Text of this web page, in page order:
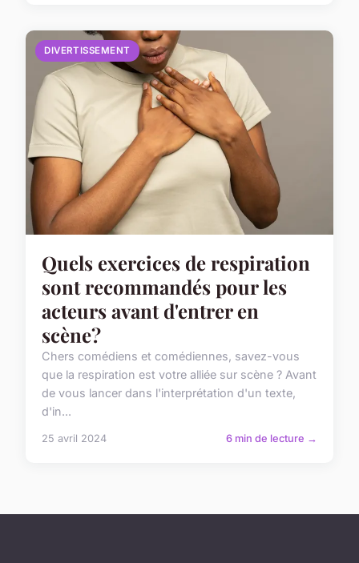
DIVERTISSEMENT
Quels exercices de respiration
sont recommandés pour les
acteurs avant d'entrer en
scène?
Chers comédiens et comédiennes, savez-vous
que la respiration est votre alliée sur scène ? Avant
de vous lancer dans l'interprétation d'un texte,
d'in...
25 avril 2024 6 min de lecture →